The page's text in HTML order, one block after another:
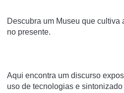
Descubra um Museu que cultiva
no presente.
Aqui encontra um discurso
uso de tecnologias e